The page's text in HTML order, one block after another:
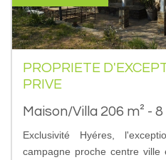
PROPRIETE
PRIVE
Maison/Villa 206 m² -
Exclusivité Hyéres,
campagne proche centre